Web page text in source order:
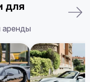
надежный
автомобиля прямо к
вашим ожиданиям.
для
аренды